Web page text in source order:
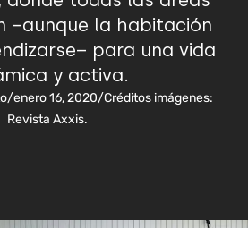
–aunque la habitación
para una vida
y activa.
/enero 16, 2020/Créditos imágenes:
Revista Axxis.